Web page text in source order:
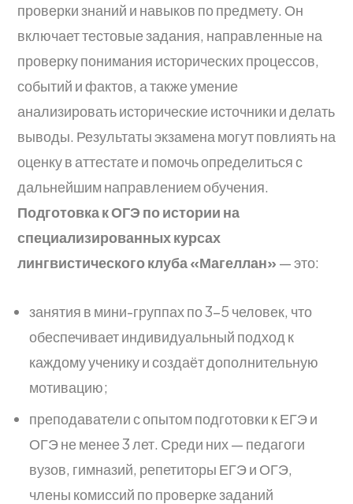
проверки знаний и навыков по предмету. Он
включает тестовые задания, направленные на
проверку понимания исторических процессов,
событий и фактов, а также умение
анализировать исторические источники и делать
выводы. Результаты экзамена могут повлиять на
оценку в аттестате и помочь определиться с
дальнейшим направлением обучения.
Подготовка к ОГЭ по истории на
специализированных курсах
лингвистического клуба «Магеллан» — это:
занятия в мини-группах по 3–5 человек, что
обеспечивает индивидуальный подход к
каждому ученику и создаёт дополнительную
мотивацию;
преподаватели с опытом подготовки к ЕГЭ и
ОГЭ не менее 3 лет. Среди них — педагоги
вузов, гимназий, репетиторы ЕГЭ и ОГЭ,
члены комиссий по проверке заданий